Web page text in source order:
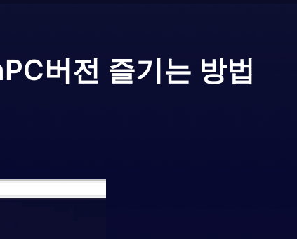
PC버전 즐기는 방법